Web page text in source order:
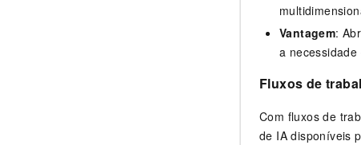
Vantagem:
a
Fluxos de
Com fluxos de
de IA disponíveis